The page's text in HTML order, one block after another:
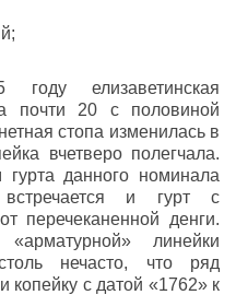
елизаветинская
почти 20 с половиной
стопа изменилась в
вчетверо полегчала.
данного номинала
и гурт с
перечеканенной денги.
линейки
нечасто, что ряд
копейку с датой «1762» к